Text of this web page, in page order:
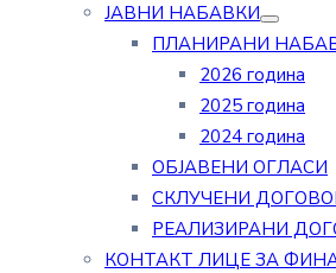
ЈАВНИ НАБАВКИ
ПЛАНИРАНИ
2026 година
2025 година
2024 година
ОБЈАВЕНИ ОГЛАСИ
СКЛУЧЕНИ
РЕАЛИЗИРАНИ
КОНТАКТ ЛИЦЕ ЗА